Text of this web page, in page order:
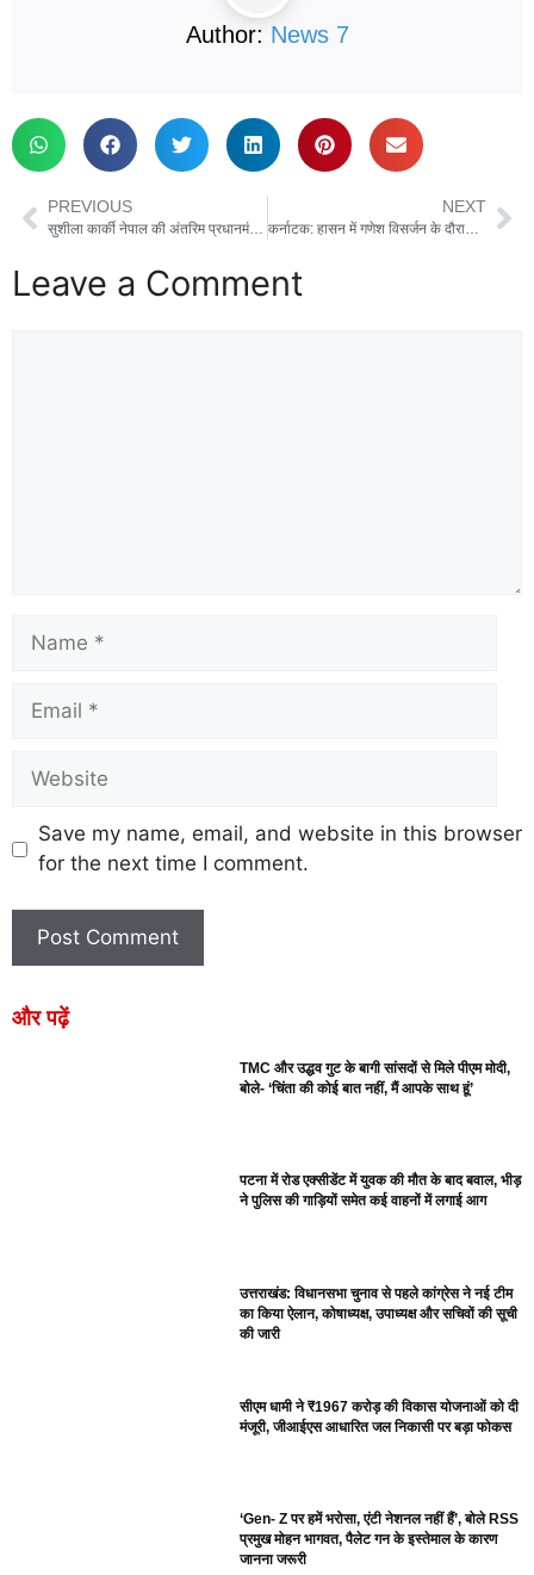
Author: News 7
PREVIOUS
सुशीला कार्की नेपाल की अंतरिम प्रधानमंत्री बनीं, राष्ट्रपति रामचंद्र पौडेल ने दिलाई शपथ
NEXT
कर्नाटक: हासन में गणेश विसर्जन के दौरान हादसा, अनियंत्रित ट्रक भीड़ में घुसा, 9 की मौत, 20 से ज्यादा घायल
Leave a Comment
Save my name, email, and website in this browser
for the next time I comment.
और पढ़ें
TMC और उद्धव गुट के बागी सांसदों से मिले पीएम मोदी,
बोले- ‘चिंता की कोई बात नहीं, मैं आपके साथ हूं’
पटना में रोड एक्सीडेंट में युवक की मौत के बाद बवाल, भीड़
ने पुलिस की गाड़ियों समेत कई वाहनों में लगाई आग
उत्तराखंड: विधानसभा चुनाव से पहले कांग्रेस ने नई टीम
का किया ऐलान, कोषाध्यक्ष, उपाध्यक्ष और सचिवों की सूची
की जारी
सीएम धामी ने ₹1967 करोड़ की विकास योजनाओं को दी
मंजूरी, जीआईएस आधारित जल निकासी पर बड़ा फोकस
‘Gen- Z पर हमें भरोसा, एंटी नेशनल नहीं हैं’, बोले RSS
प्रमुख मोहन भागवत, पैलेट गन के इस्तेमाल के कारण
जानना जरूरी